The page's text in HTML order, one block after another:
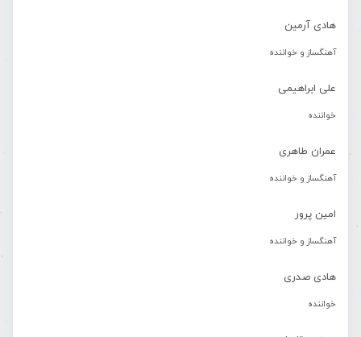
هادی آرمین
آهنگساز و خواننده
علی ابراهیمی
خواننده
عمران طاهری
آهنگساز و خواننده
امین پرور
آهنگساز و خواننده
هادی صدری
خواننده